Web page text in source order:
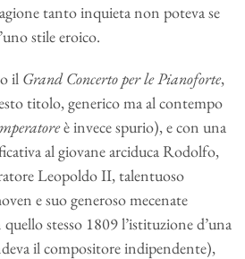
tanto inquieta non poteva se
stile eroico.
il Grand Concerto per le Pianoforte,
titolo, generico ma al contempo
è invece spurio), e con una
al giovane arciduca Rodolfo,
Leopoldo II, talentuoso
e suo generoso mecenate
stesso 1809 l’istituzione d’una
il compositore indipendente),